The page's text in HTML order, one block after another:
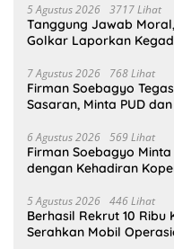
5 Agustus 2026 3717 Lihat
Tanggung Jawab
Golkar Laporkan
7 Agustus 2026 768 Lihat
Firman Soebagyo
Sasaran, Minta PUD
6 Agustus 2026 569 Lihat
Firman Soebagyo Minta
dengan Kehadiran
5 Agustus 2026 446 Lihat
Berhasil Rekrut 10 Ribu
Serahkan Mobil